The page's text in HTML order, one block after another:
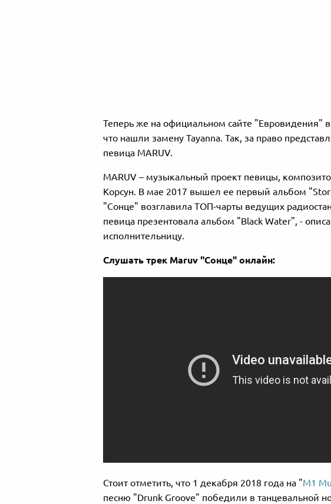
Теперь же на официальном сайте "Евровидения"
что нашли замену Tayanna. Так, за право
певица MARUV.
MARUV – музыкальный проект певицы,
Корсун. В мае 2017 вышел ее первый альбом
"Сонце" возглавила ТОП-чарты ведущих
певица презентовала альбом "Black Water", -
исполнительницу.
Слушать трек Maruv "Сонце" онлайн:
Стоит отметить, что 1 декабря 2018 года на "M1
песню "Drunk Groove" победили в танцевальной